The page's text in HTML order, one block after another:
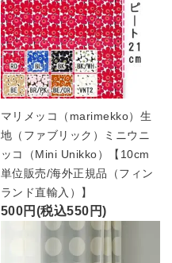
マリメッコ（marimekko）生
地（ファブリック）ミニウニ
ッコ（Mini Unikko）【10cm
単位販売/海外正規品（フィン
ランド直輸入）】
500円(税込550円)